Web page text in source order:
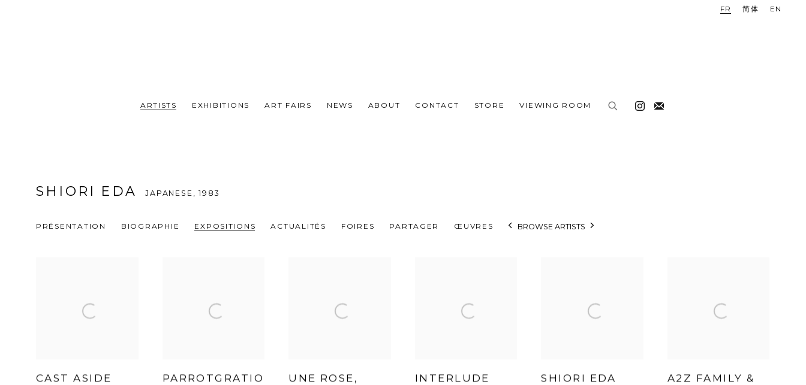
ARTISTS EXHIBITIONS ART FAIRS NEWS ABOUT CONTACT STORE VIEWING ROOM
FR 简体 EN
SHIORI EDA JAPANESE,1983
PRÉSENTATION BIOGRAPHIE EXPOSITIONS ACTUALITÉS FOIRES PARTAGER ŒUVRES BROWSE ARTISTS
CAST ASIDE
PARROTGRATIO
UNE ROSE,
INTERLUDE SHIORI EDA
A2Z FAMILY &